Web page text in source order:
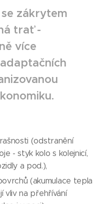
zákrytem
trať -
více
(odstranění
- styk kolo s kolejnicí,
a pod.),
(akumulace tepla
vliv na přehřívání